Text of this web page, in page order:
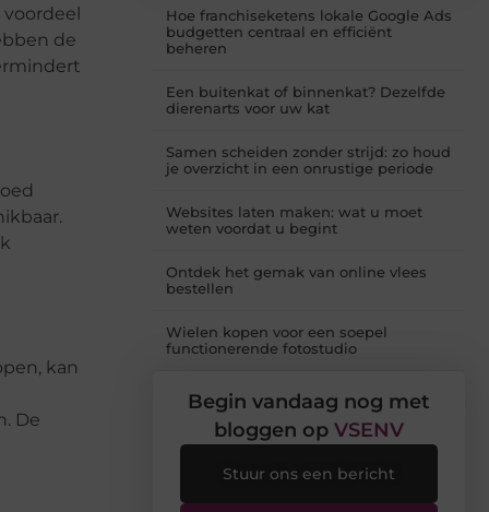
de
kan
De
Hoe franchiseketens lokale Google Ads
budgetten centraal en efficiënt
beheren
Een buitenkat of binnenkat? Dezelfde
dierenarts voor uw kat
Samen scheiden zonder strijd: zo houd
je overzicht in een onrustige periode
Websites laten maken: wat u moet
weten voordat u begint
Ontdek het gemak van online vlees
bestellen
Wielen kopen voor een soepel
functionerende fotostudio
Begin vandaag nog met
bloggen op VSENV
Stuur ons een bericht